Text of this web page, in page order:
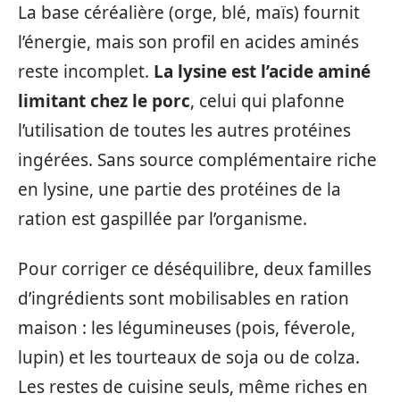
La base céréalière (orge, blé, maïs) fournit
l’énergie, mais son profil en acides aminés
reste incomplet. La lysine est l’acide aminé
limitant chez le porc, celui qui plafonne
l’utilisation de toutes les autres protéines
ingérées. Sans source complémentaire riche
en lysine, une partie des protéines de la
ration est gaspillée par l’organisme.
Pour corriger ce déséquilibre, deux familles
d’ingrédients sont mobilisables en ration
maison : les légumineuses (pois, féverole,
lupin) et les tourteaux de soja ou de colza.
Les restes de cuisine seuls, même riches en